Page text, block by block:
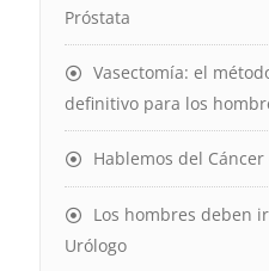
Próstata
Vasectomía: el
definitivo para los
Hablemos del
Los hombres deben
Urólogo